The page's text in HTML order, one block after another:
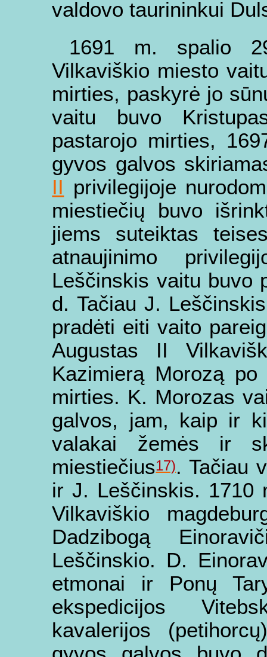
valdovo taurininkui
1691 m. spalio
Vilkaviškio miesto
mirties, paskyrė jo
vaitu buvo
pastarojo mirties,
gyvos galvos
II privilegijoje
miestiečių buvo
jiems suteiktas
atnaujinimo
Leščinskis vaitu buvo
d. Tačiau J.
pradėti eiti vaito
Augustas II
Kazimierą Morozą
mirties. K. Morozas
galvos, jam, kaip ir
valakai žemės ir
miestiečius17). Tačiau
ir J. Leščinskis.
Vilkaviškio
Dadzibogą
Leščinskio. D.
etmonai ir Ponų
ekspedicijos
kavalerijos